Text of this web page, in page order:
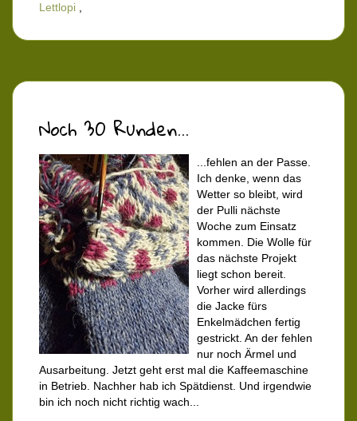
Lettlopi ,
Noch 30 Runden...
...fehlen an der Passe.
Ich denke, wenn das
Wetter so bleibt, wird
der Pulli nächste
Woche zum Einsatz
kommen. Die Wolle für
das nächste Projekt
liegt schon bereit.
Vorher wird allerdings
die Jacke fürs
Enkelmädchen fertig
gestrickt. An der fehlen
nur noch Ärmel und
Ausarbeitung. Jetzt geht erst mal die Kaffeemaschine
in Betrieb. Nachher hab ich Spätdienst. Und irgendwie
bin ich noch nicht richtig wach...